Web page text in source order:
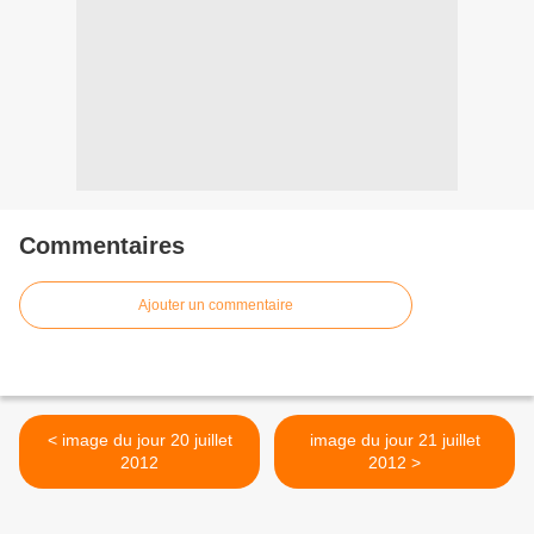
Commentaires
Ajouter un commentaire
< image du jour 20 juillet
2012
image du jour 21 juillet
2012 >